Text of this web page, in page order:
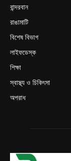
বান্দরবান
রাঙামাটি
বিশেষ বিভাগ
লাইফডেস্ক
শিক্ষা
স্বাস্থ্য ও চিকিৎসা
অপরাধ